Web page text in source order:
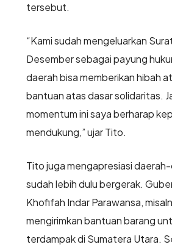
tersebut.
“Kami sudah mengeluarkan
Desember sebagai payung
daerah bisa memberikan hibah
bantuan atas dasar solidaritas.
momentum ini saya berharap
mendukung,” ujar Tito.
Tito juga mengapresiasi
sudah lebih dulu bergerak.
Khofifah Indar Parawansa,
mengirimkan bantuan barang
terdampak di Sumatera Utara.